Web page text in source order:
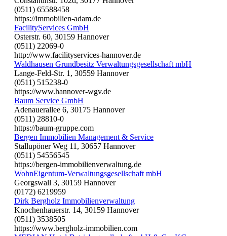
(0511) 65588458
https://immobilien-adam.de
FacilityServices GmbH
Osterstr. 60, 30159 Hannover
(0511) 22069-0
http://www.facilityservices-hannover.de
Waldhausen Grundbesitz Verwaltungsgesellschaft mbH
Lange-Feld-Str. 1, 30559 Hannover
(0511) 515238-0
https://www.hannover-wgv.de
Baum Service GmbH
Adenauerallee 6, 30175 Hannover
(0511) 28810-0
https://baum-gruppe.com
Bergen Immobilien Management & Service
Stallupöner Weg 11, 30657 Hannover
(0511) 54556545
https://bergen-immobilienverwaltung.de
WohnEigentum-Verwaltungsgesellschaft mbH
Georgswall 3, 30159 Hannover
(0172) 6219959
Dirk Bergholz Immobilienverwaltung
Knochenhauerstr. 14, 30159 Hannover
(0511) 3538505
https://www.bergholz-immobilien.com